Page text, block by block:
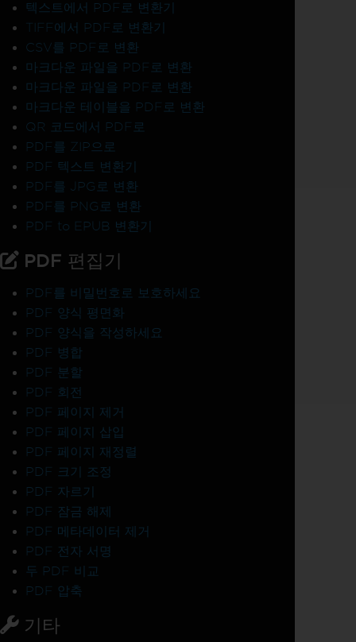
텍스트에서 PDF로 변환기
TIFF에서 PDF로 변환기
CSV를 PDF로 변환
마크다운 파일을 PDF로 변환
마크다운 파일을 PDF로 변환
마크다운 테이블을 PDF로 변환
QR 코드에서 PDF로
PDF를 ZIP으로
PDF 텍스트 변환기
PDF를 JPG로 변환
PDF를 PNG로 변환
PDF to EPUB 변환기
PDF 편집기
PDF를 비밀번호로 보호하세요
PDF 양식 평면화
PDF 양식을 작성하세요
PDF 병합
PDF 분할
PDF 회전
PDF 페이지 제거
PDF 페이지 삽입
PDF 페이지 재정렬
PDF 크기 조정
PDF 자르기
PDF 잠금 해제
PDF 메타데이터 제거
PDF 전자 서명
두 PDF 비교
PDF 압축
기타